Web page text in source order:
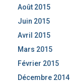
Août 2015
Juin 2015
Avril 2015
Mars 2015
Février 2015
Décembre 2014